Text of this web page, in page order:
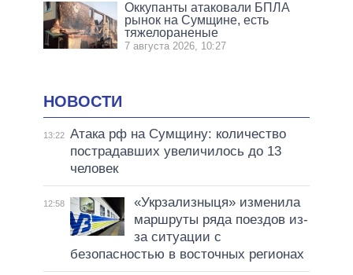
Оккупанты атаковали БПЛА
рынок на Сумщине, есть
тяжелораненые
7 августа 2026, 10:27
НОВОСТИ
13:22 Атака рф на Сумщину: количество
пострадавших увеличилось до 13
человек
12:58
«Укрзализныця» изменила
маршруты ряда поездов из-
за ситуации с
безопасностью в восточных регионах